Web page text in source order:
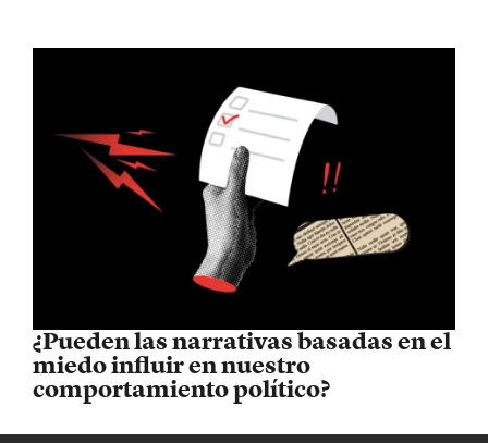
¿Pueden las narrativas basadas en el
miedo influir en nuestro
comportamiento político?